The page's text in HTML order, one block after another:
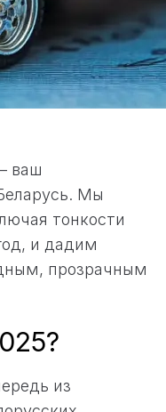
ваш
Мы
тонкости
и дадим
прозрачным
из